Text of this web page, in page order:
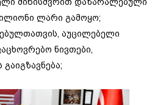
მიწისძვრით დაზარალებული
ლარი გამოყო;
აუცილებელი
ნივთები,